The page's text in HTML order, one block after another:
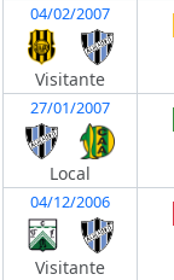
04/02/2007
Visitante
27/01/2007
Local
04/12/2006
Visitante